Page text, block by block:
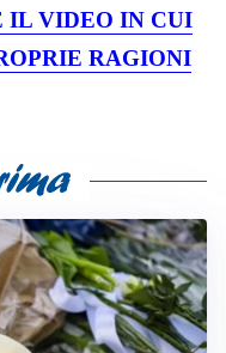
IL VIDEO IN CUI
RAGIONI